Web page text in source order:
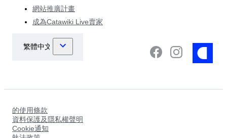
網站推廣計畫
成為Catawiki Live賣家
的使用條款
資料保護及隱私權聲明
Cookie通知